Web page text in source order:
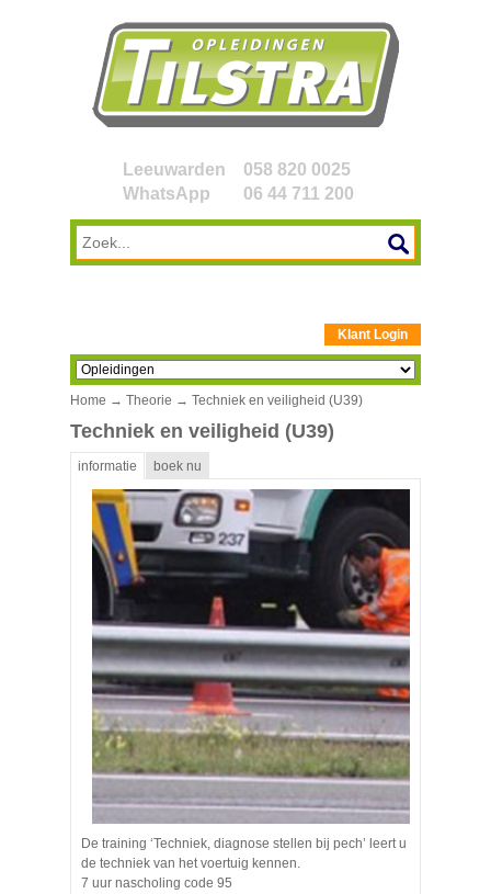
Leeuwarden
058 820 0025
WhatsApp
06 44 711 200
Klant Login
Home → Theorie → Techniek en veiligheid (U39)
Techniek en veiligheid (U39)
De training ‘Techniek, diagnose stellen bij pech’ leert u
de techniek van het voertuig kennen.
7 uur nascholing code 95
informatie boek nu